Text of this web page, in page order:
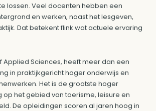
lossen. Veel docenten hebben een
en werken, naast het lesgeven,
Dat betekent flink wat actuele ervaring
Applied Sciences, heeft meer dan een
in praktijkgericht hoger onderwijs en
Het is de grootste hoger
op het gebied van toerisme, leisure en
De opleidingen scoren al jaren hoog in